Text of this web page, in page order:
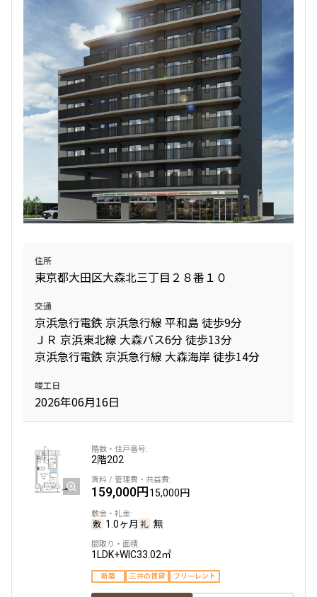
三井の賃貸
お問合せ
4階４０３
138,000円12,000円
1.0ヶ月 無
1DK26.70㎡
新築 三井の賃貸
143,000円12,000円
1.0ヶ月
1LDK28.80㎡
お問合せ
1.0ヶ月 無
2LDK+WIC+SC39.28㎡
新築 三井の賃貸 駅近 ペット可
お問合せ
6階６０３
228,000円15,000円
1.0ヶ月 無
新築 三井の賃貸 駅近 ペット可
225,000円
2LDK+WIC
新築 三井の賃貸
お問合せ
8階８０２
1階 １０６
270,000円20,000円
無 無
2LDK+SIC45.58㎡
新築 三井の賃貸 ペット可 フリーレント
お問合せ 追加
無 無
2LDK+WIC+SIC45.04㎡
2階２０２
249,000円 20,000円
無 無
1LDK41.06㎡
新築 三井の賃貸 ペット可 フリーレント
住所
東京都大田区大森北三丁目２８番１０
交通
京浜急行電鉄 京浜急行線 平和島 徒歩9分
ＪＲ 京浜東北線 大森バス6分 徒歩13分
京浜急行電鉄 京浜急行線 大森海岸 徒歩14分
竣工日
2026年06月16日
2階202
159,000円15,000円
1.0ヶ月 無
1LDK+WIC33.02㎡
新築 三井の賃貸 フリーレント